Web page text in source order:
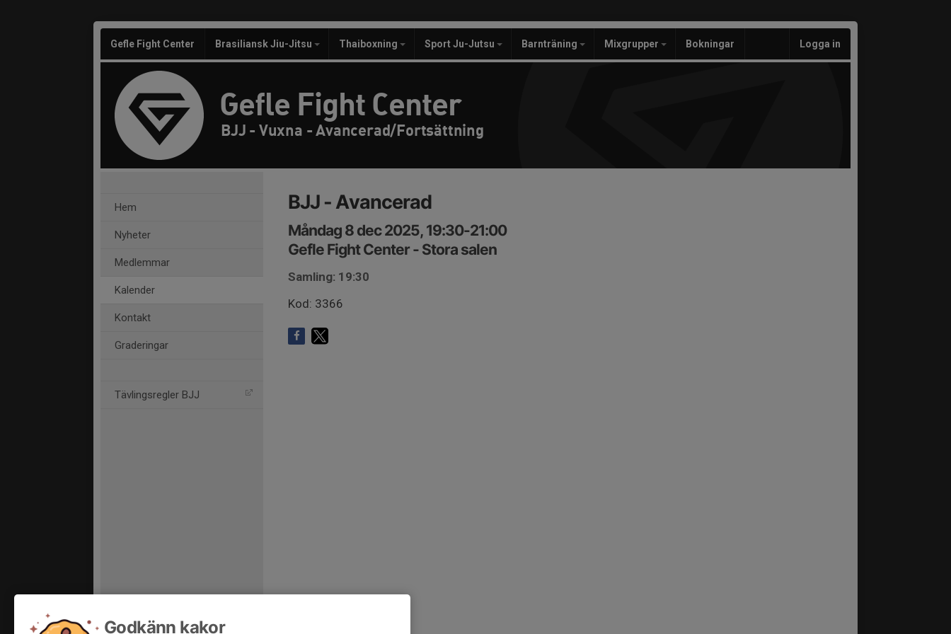
Gefle Fight Center Brasiliansk Jiu-Jitsu Thaiboxning Sport Ju-Jutsu Barnträning Mixgrupper Bokningar Logga in
Gefle Fight Center
BJJ - Vuxna - Avancerad/Fortsättning
Hem
Nyheter
Medlemmar
Kalender
Kontakt
Graderingar
Tävlingsregler BJJ
BJJ - Avancerad
Måndag 8 dec 2025, 19:30-21:00
Gefle Fight Center - Stora salen
Samling: 19:30
Kod: 3366
Godkänn kakor